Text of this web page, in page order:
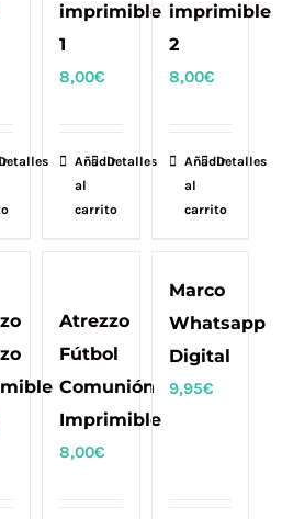
imprimible
1
8,00€
Añadir
al
carrito
Detalles
imprimible
2
8,00€
Añadir
al
carrito
Detalles
Atrezzo
Fútbol
Comunión
Imprimible
8,00€
Marco
Whatsapp
Digital
9,95€